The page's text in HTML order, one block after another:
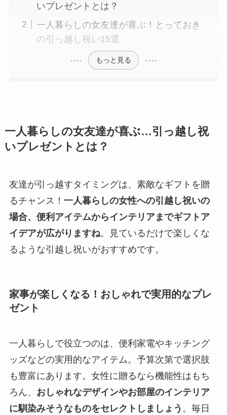
いプレゼントとは？
一人暮らしの女友達が喜ぶ！とっておき
の引っ越し祝い15選
もっと見る
一人暮らしの女友達が喜ぶ…引っ越し祝
いプレゼントとは？
友達が引っ越すタイミングは、素敵なギフトを贈
るチャンス！ 一人暮らしの女性への引越し祝いの
場合、便利アイテムからインテリアまでギフトア
イデアが広がりますね。見ているだけで楽しくな
るような引越し祝いがおすすめです。
家事が楽しくなる！おしゃれで実用的なプレ
ゼント
一人暮らしで役立つのは、便利家電やキッチング
ッズなどの実用的なアイテム。予算次第で選択肢
も豊富にあります。女性に贈るなら機能性はもち
ろん、 おしゃれなデザインやお部屋のインテリア
に馴染みそうなものをセレクトしましょう 。毎日